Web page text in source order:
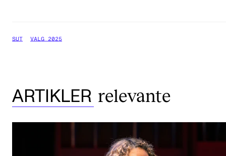
SUT VALG 2025
ARTIKLER relevante